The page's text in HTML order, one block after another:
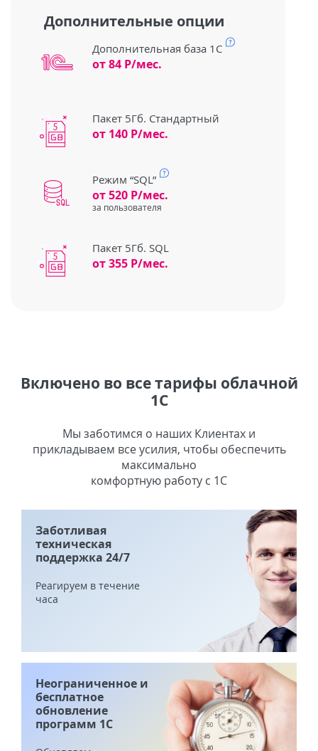
Дополнительные опции
Дополнительная база 1С
от 84 Р/мес.
Пакет 5Гб. Стандартный
от 140 Р/мес.
Режим “SQL”
от 520 Р/мес.
за пользователя
Пакет 5Гб. SQL
от 355 Р/мес.
Включено во все тарифы облачной
1С
Мы заботимся о наших Клиентах и
прикладываем все усилия, чтобы обеспечить
максимально
комфортную работу с 1С
Заботливая
техническая
поддержка 24/7
Реагируем в течение
часа
Неограниченное и
бесплатное
обновление
программ 1С